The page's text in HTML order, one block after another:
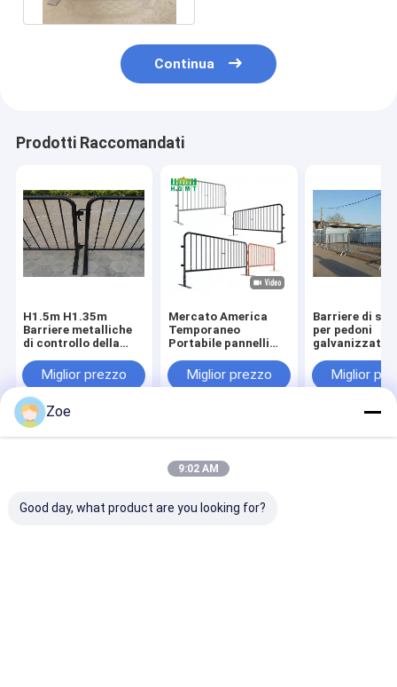
Continua
Prodotti Raccomandati
H1.5m H1.35m
Barriere metalliche
di controllo della
staccati
Miglior prezzo
Mercato America
Temporaneo
Portabile pannelli
Controllo della folla
Impresso Evento
Miglior prezzo
Barriere di
per pedoni
galvanizzate
Miglior
Casa Circa noi Contattaci
Desktop Site
Mappa del sito
Politica sulla privacy
Ltd.. All Rights Reserved.
Zoe
9:02 AM
Good day, what product are you looking for?